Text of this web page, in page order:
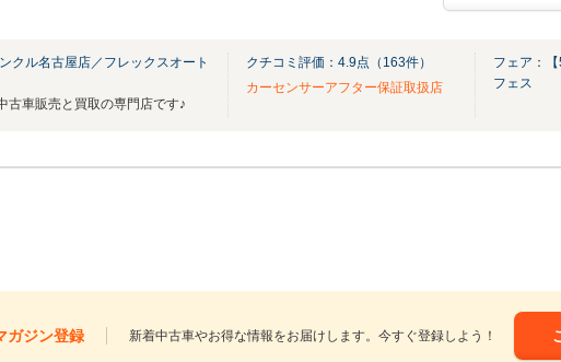
クル名古屋店／フレックスオート
車販売と買取の専門店です♪
クチコミ評価： 4.9点（ 163件）
カーセンサーアフター保証取扱店
フェア：
フェス
ガジン登録 新着中古車やお得な情報をお届けします。今すぐ登録しよう！